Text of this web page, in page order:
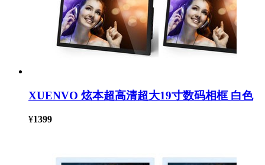
XUENVO 炫本超高清超大19寸数码相框 白色
¥1399